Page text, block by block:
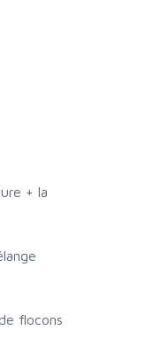
+ la
flocons